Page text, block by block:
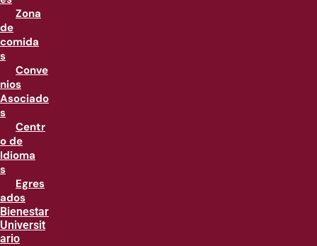
Zona
de
comida
s
Conve
nios
Asociado
s
Centr
o de
Idioma
s
Egres
ados
Bienestar
Universit
ario